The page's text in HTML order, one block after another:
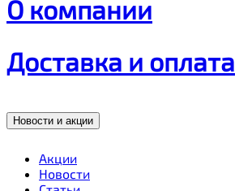
О компании
Доставка и оплата
Новости и акции
Акции
Новости